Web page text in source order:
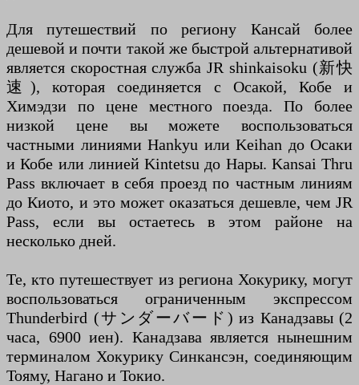
Для путешествий по региону Кансай более
дешевой и почти такой же быстрой альтернативой
является скоростная служба JR shinkaisoku (新快
速), которая соединяется с Осакой, Кобе и
Химэдзи по цене местного поезда. По более
низкой цене вы можете воспользоваться
частными линиями Hankyu или Keihan до Осаки
и Кобе или линией Kintetsu до Нары. Kansai Thru
Pass включает в себя проезд по частным линиям
до Киото, и это может оказаться дешевле, чем JR
Pass, если вы остаетесь в этом районе на
несколько дней.
Те, кто путешествует из региона Хокурику, могут
воспользоваться ограниченным экспрессом
Thunderbird (サンダーバード) из Канадзавы (2
часа, 6900 иен). Канадзава является нынешним
терминалом Хокурику Синкансэн, соединяющим
Тояму, Нагано и Токио.